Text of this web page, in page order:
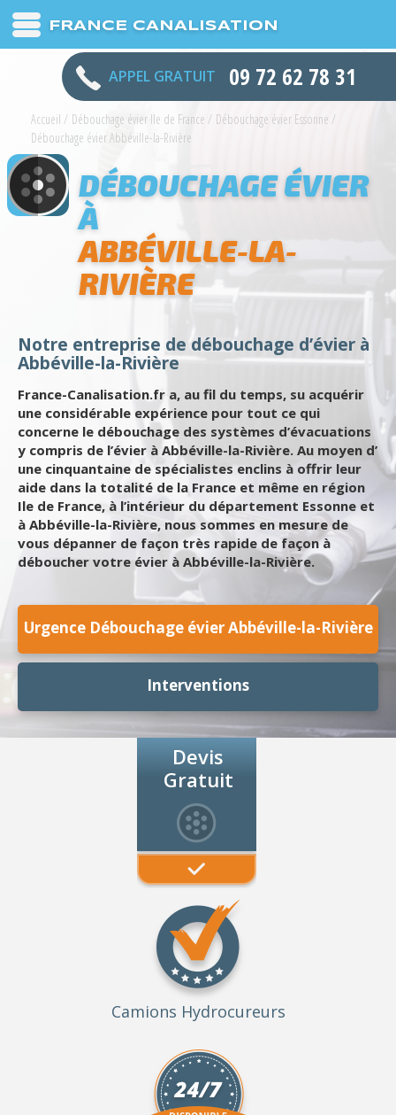
FRANCE CANALISATION
APPEL GRATUIT 09 72 62 78 31
Accueil / Débouchage évier Ile de France / Débouchage évier Essonne /
Débouchage évier Abbéville-la-Rivière
DÉBOUCHAGE ÉVIER
À
ABBÉVILLE-LA-
RIVIÈRE
Notre entreprise de débouchage d’évier à
Abbéville-la-Rivière
France-Canalisation.fr a, au fil du temps, su acquérir
une considérable expérience pour tout ce qui
concerne le débouchage des systèmes d’évacuations
y compris de l’évier à Abbéville-la-Rivière. Au moyen d’
une cinquantaine de spécialistes enclins à offrir leur
aide dans la totalité de la France et même en région
Ile de France, à l’intérieur du département Essonne et
à Abbéville-la-Rivière, nous sommes en mesure de
vous dépanner de façon très rapide de façon à
déboucher votre évier à Abbéville-la-Rivière.
Urgence Débouchage évier Abbéville-la-Rivière
Interventions
Devis
Gratuit
Camions Hydrocureurs